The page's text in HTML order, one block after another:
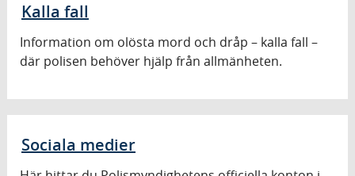
Kalla fall
Information om olösta mord och dråp – kalla fall –
där polisen behöver hjälp från allmänheten.
Sociala medier